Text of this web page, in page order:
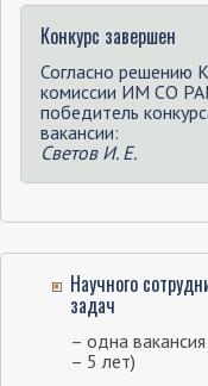
Конкурс завершен
Согласно решению
комиссии ИМ СО
победитель
вакансии:
Светов И. Е.
Научного
задач
– одна
– 5 лет)